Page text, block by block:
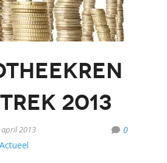
2013
2013
0
Actueel